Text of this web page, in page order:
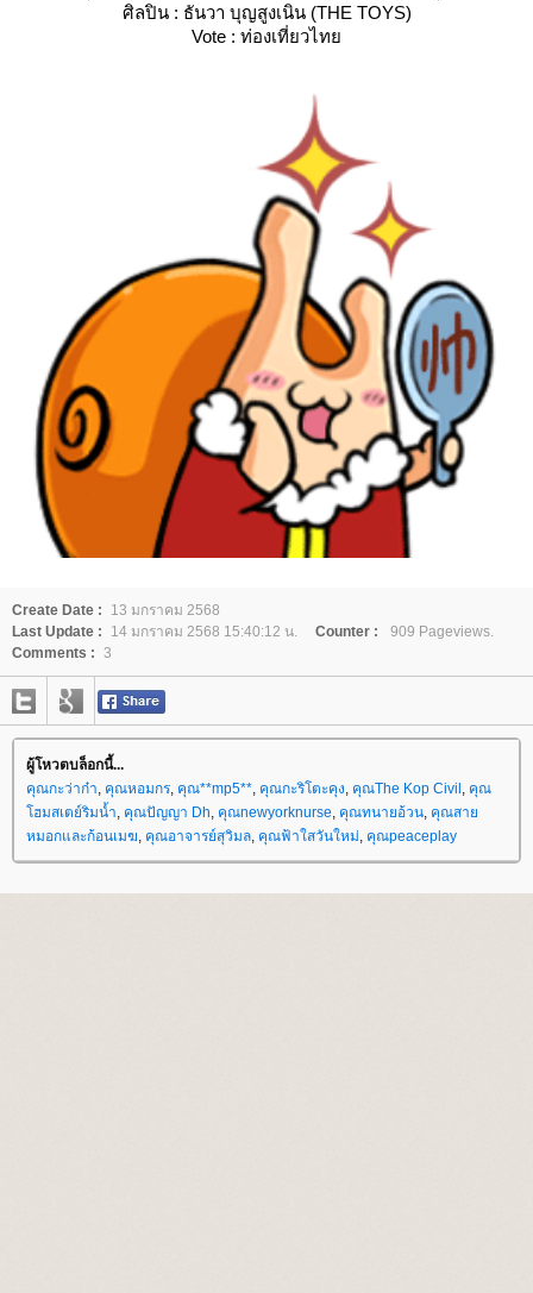
ศิลปิน : ธันวา บุญสูงเนิน (THE TOYS)
Vote : ท่องเที่ยวไท
Create Date :
13 มกราคม 2568
Last Update :
14 มกราคม 2568 15:40:12 น. Counter :
909 Pageviews.
Comments : 3
ผู้โหวตบล็อกนี้...
คุณกะว่าก๋า, คุณหอมกร, คุณ**mp5**, คุณกะริโตะคุง, คุณThe Kop Civil , คุณ
ฮมสเตย์ริมน้ำ, คุณปัญญา Dh, คุณnewyorknurse, คุณทนายอ้วน, คุณสา
หมอกและก้อนเมฆ, คุณอาจารย์สุวิมล, คุณฟ้าใสวันใหม่, คุณpeaceplay